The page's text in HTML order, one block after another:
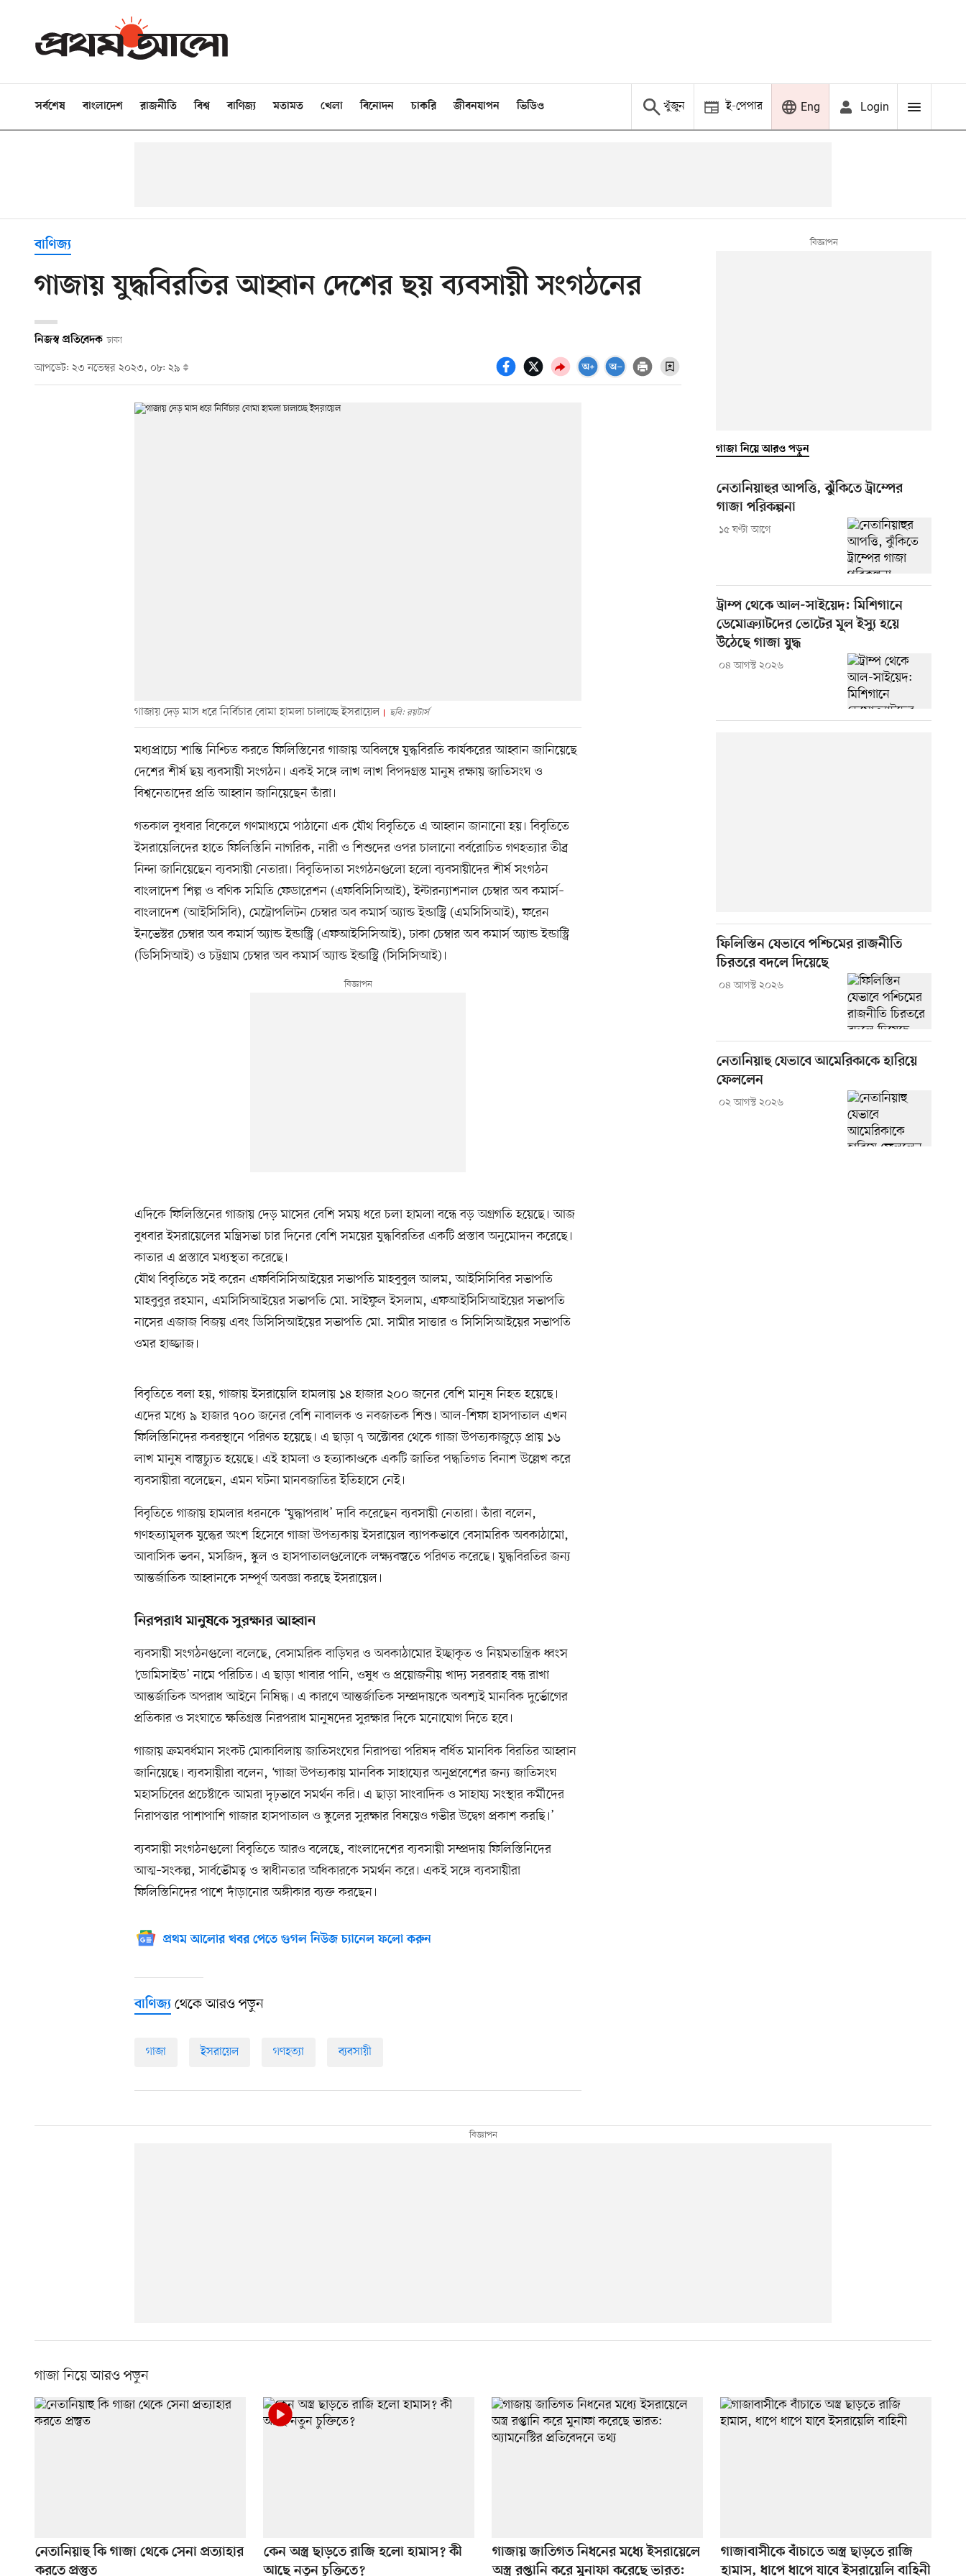
সর্বশেষ বাংলাদেশ রাজনীতি বিশ্ব বাণিজ্য মতামত খেলা বিনোদন চাকরি জীবনযাপন ভিডিও খুঁজুন ই-পেপার Eng Login
বাণিজ্য
গাজায় যুদ্ধবিরতির আহ্বান দেশের ছয় ব্যবসায়ী সংগঠনের
নিজস্ব প্রতিবেদক ঢাকা
আপডেট: ২৩ নভেম্বর ২০২৩, ০৮: ২৯
গাজায় দেড় মাস ধরে নির্বিচার বোমা হামলা চালাচ্ছে ইসরায়েল ছবি: রয়টার্স
মধ্যপ্রাচ্যে শান্তি নিশ্চিত করতে ফিলিস্তিনের গাজায় অবিলম্বে যুদ্ধবিরতি কার্যকরের আহ্বান জানিয়েছে
দেশের শীর্ষ ছয় ব্যবসায়ী সংগঠন। একই সঙ্গে লাখ লাখ বিপদগ্রস্ত মানুষ রক্ষায় জাতিসংঘ ও
বিশ্বনেতাদের প্রতি আহ্বান জানিয়েছেন তাঁরা।
গতকাল বুধবার বিকেলে গণমাধ্যমে পাঠানো এক যৌথ বিবৃতিতে এ আহ্বান জানানো হয়। বিবৃতিতে
ইসরায়েলিদের হাতে ফিলিস্তিনি নাগরিক, নারী ও শিশুদের ওপর চালানো বর্বরোচিত গণহত্যার তীব্র
নিন্দা জানিয়েছেন ব্যবসায়ী নেতারা। বিবৃতিদাতা সংগঠনগুলো হলো ব্যবসায়ীদের শীর্ষ সংগঠন
বাংলাদেশ শিল্প ও বণিক সমিতি ফেডারেশন (এফবিসিসিআই), ইন্টারন্যাশনাল চেম্বার অব কমার্স–
বাংলাদেশ (আইসিসিবি), মেট্রোপলিটন চেম্বার অব কমার্স অ্যান্ড ইন্ডাস্ট্রি (এমসিসিআই), ফরেন
ইনভেস্টর চেম্বার অব কমার্স অ্যান্ড ইন্ডাস্ট্রি (এফআইসিসিআই), ঢাকা চেম্বার অব কমার্স অ্যান্ড ইন্ডাস্ট্রি
(ডিসিসিআই) ও চট্টগ্রাম চেম্বার অব কমার্স অ্যান্ড ইন্ডাস্ট্রি (সিসিসিআই)।
এদিকে ফিলিস্তিনের গাজায় দেড় মাসের বেশি সময় ধরে চলা হামলা বন্ধে বড় অগ্রগতি হয়েছে। আজ
বুধবার ইসরায়েলের মন্ত্রিসভা চার দিনের বেশি সময়ের যুদ্ধবিরতির একটি প্রস্তাব অনুমোদন করেছে।
কাতার এ প্রস্তাবে মধ্যস্থতা করেছে।
যৌথ বিবৃতিতে সই করেন এফবিসিসিআইয়ের সভাপতি মাহবুবুল আলম, আইসিসিবির সভাপতি
মাহবুবুর রহমান, এমসিসিআইয়ের সভাপতি মো. সাইফুল ইসলাম, এফআইসিসিআইয়ের সভাপতি
নাসের এজাজ বিজয় এবং ডিসিসিআইয়ের সভাপতি মো. সামীর সাত্তার ও সিসিসিআইয়ের সভাপতি
ওমর হাজ্জাজ।
বিবৃতিতে বলা হয়, গাজায় ইসরায়েলি হামলায় ১৪ হাজার ২০০ জনের বেশি মানুষ নিহত হয়েছে।
এদের মধ্যে ৯ হাজার ৭০০ জনের বেশি নাবালক ও নবজাতক শিশু। আল-শিফা হাসপাতাল এখন
ফিলিস্তিনিদের কবরস্থানে পরিণত হয়েছে। এ ছাড়া ৭ অক্টোবর থেকে গাজা উপত্যকাজুড়ে প্রায় ১৬
লাখ মানুষ বাস্তুচ্যুত হয়েছে। এই হামলা ও হত্যাকাণ্ডকে একটি জাতির পদ্ধতিগত বিনাশ উল্লেখ করে
ব্যবসায়ীরা বলেছেন, এমন ঘটনা মানবজাতির ইতিহাসে নেই।
বিবৃতিতে গাজায় হামলার ধরনকে ‘যুদ্ধাপরাধ’ দাবি করেছেন ব্যবসায়ী নেতারা। তাঁরা বলেন,
গণহত্যামূলক যুদ্ধের অংশ হিসেবে গাজা উপত্যকায় ইসরায়েল ব্যাপকভাবে বেসামরিক অবকাঠামো,
আবাসিক ভবন, মসজিদ, স্কুল ও হাসপাতালগুলোকে লক্ষ্যবস্তুতে পরিণত করেছে। যুদ্ধবিরতির জন্য
আন্তর্জাতিক আহ্বানকে সম্পূর্ণ অবজ্ঞা করছে ইসরায়েল।
নিরপরাধ মানুষকে সুরক্ষার আহ্বান
ব্যবসায়ী সংগঠনগুলো বলেছে, বেসামরিক বাড়িঘর ও অবকাঠামোর ইচ্ছাকৃত ও নিয়মতান্ত্রিক ধ্বংস
‘ডোমিসাইড’ নামে পরিচিত। এ ছাড়া খাবার পানি, ওষুধ ও প্রয়োজনীয় খাদ্য সরবরাহ বন্ধ রাখা
আন্তর্জাতিক অপরাধ আইনে নিষিদ্ধ। এ কারণে আন্তর্জাতিক সম্প্রদায়কে অবশ্যই মানবিক দুর্ভোগের
প্রতিকার ও সংঘাতে ক্ষতিগ্রস্ত নিরপরাধ মানুষদের সুরক্ষার দিকে মনোযোগ দিতে হবে।
গাজায় ক্রমবর্ধমান সংকট মোকাবিলায় জাতিসংঘের নিরাপত্তা পরিষদ বর্ধিত মানবিক বিরতির আহ্বান
জানিয়েছে। ব্যবসায়ীরা বলেন, ‘গাজা উপত্যকায় মানবিক সাহায্যের অনুপ্রবেশের জন্য জাতিসংঘ
মহাসচিবের প্রচেষ্টাকে আমরা দৃঢ়ভাবে সমর্থন করি। এ ছাড়া সাংবাদিক ও সাহায্য সংস্থার কর্মীদের
নিরাপত্তার পাশাপাশি গাজার হাসপাতাল ও স্কুলের সুরক্ষার বিষয়েও গভীর উদ্বেগ প্রকাশ করছি।’
ব্যবসায়ী সংগঠনগুলো বিবৃতিতে আরও বলেছে, বাংলাদেশের ব্যবসায়ী সম্প্রদায় ফিলিস্তিনিদের
আত্ম–সংকল্প, সার্বভৌমত্ব ও স্বাধীনতার অধিকারকে সমর্থন করে। একই সঙ্গে ব্যবসায়ীরা
ফিলিস্তিনিদের পাশে দাঁড়ানোর অঙ্গীকার ব্যক্ত করছেন।
প্রথম আলোর খবর পেতে গুগল নিউজ চ্যানেল ফলো করুন
বাণিজ্য থেকে আরও পড়ুন
গাজা ইসরায়েল গণহত্যা ব্যবসায়ী
গাজা নিয়ে আরও পড়ুন
নেতানিয়াহুর আপত্তি, ঝুঁকিতে ট্রাম্পের
গাজা পরিকল্পনা
১৫ ঘণ্টা আগে
ট্রাম্প থেকে আল-সাইয়েদ: মিশিগানে
ডেমোক্র্যাটদের ভোটের মূল ইস্যু হয়ে
উঠেছে গাজা যুদ্ধ
০৪ আগস্ট ২০২৬
ফিলিস্তিন যেভাবে পশ্চিমের রাজনীতি
চিরতরে বদলে দিয়েছে
০৪ আগস্ট ২০২৬
নেতানিয়াহু যেভাবে আমেরিকাকে হারিয়ে
ফেললেন
০২ আগস্ট ২০২৬
গাজা নিয়ে আরও পড়ুন
নেতানিয়াহু কি গাজা থেকে সেনা প্রত্যাহার
করতে প্রস্তুত
কেন অস্ত্র ছাড়তে রাজি হলো হামাস? কী
আছে নতুন চুক্তিতে?
গাজায় জাতিগত নিধনের মধ্যে ইসরায়েলে
অস্ত্র রপ্তানি করে মুনাফা করেছে ভারত:
গাজাবাসীকে বাঁচাতে অস্ত্র ছাড়তে রাজি
হামাস, ধাপে ধাপে যাবে ইসরায়েলি বাহিনী